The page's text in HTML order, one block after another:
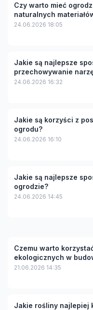
Czy warto mieć
naturalnych
24.06.2026 18:05
Jakie są najlepsze
przechowywanie
24.06.2026 16:32
Jakie są korzyści z
ogrodu?
24.06.2026 16:10
Jakie są najlepsze
ogrodzie?
24.06.2026 14:45
Czemu warto
ekologicznych w
21.06.2026 14:35
Jakie rośliny najlepiej